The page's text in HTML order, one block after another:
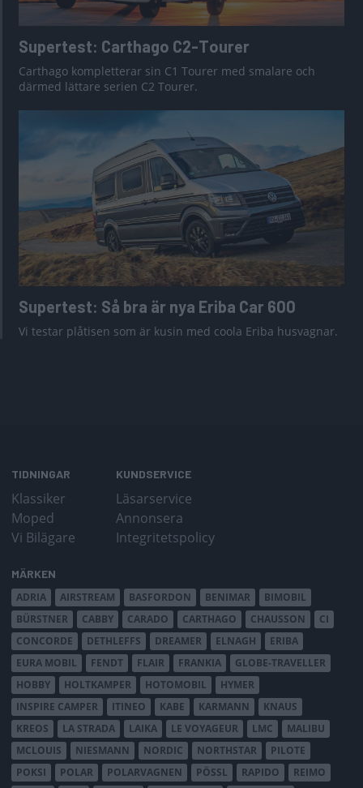
Supertest: Carthago C2-Tourer
Carthago kompletterar sin C1 Tourer med smalare och
därmed lättare serien C2 Tourer.
Supertest: Så bra är nya Eriba Car 600
Vi testar plåtisen som är kusin med coola Eriba husvagnar.
TIDNINGAR
Klassiker
Moped
Vi Bilägare
KUNDSERVICE
Läsarservice
Annonsera
Integritetspolicy
MÄRKEN
ADRIA
AIRSTREAM BASFORDON BENIMAR
BIMOBIL
BÜRSTNER
CABBY CARADO CARTHAGO CHAUSSON
CI
CONCORDE
DETHLEFFS DREAMER ELNAGH
ERIBA
EURA MOBIL
FENDT FLAIR FRANKIA
GLOBE-TRAVELLER
HOBBY
HOLTKAMPER HOTOMOBIL
HYMER
INSPIRE CAMPER
ITINEO KABE KARMANN
KNAUS
KREOS
LA STRADA LAIKA LE VOYAGEUR LMC
MALIBU
MCLOUIS
NIESMANN NORDIC NORTHSTAR
PILOTE
POKSI
POLAR POLARVAGNEN PÖSSL RAPIDO
REIMO